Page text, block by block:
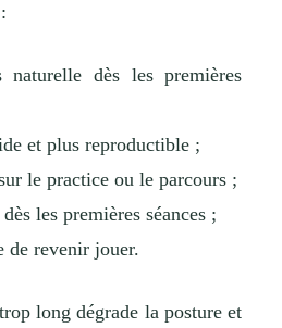
naturelle dès les premières
et plus reproductible ;
le practice ou le parcours ;
les premières séances ;
de revenir jouer.
long dégrade la posture et